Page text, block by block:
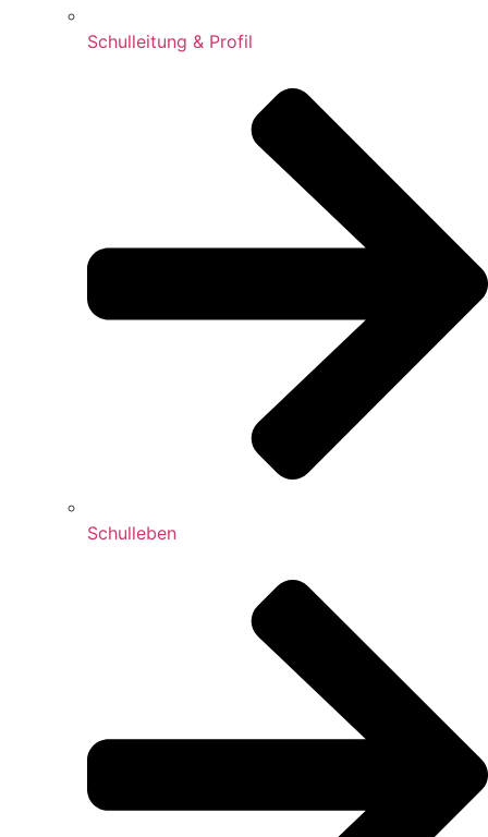
Schulleitung & Profil
Schulleben